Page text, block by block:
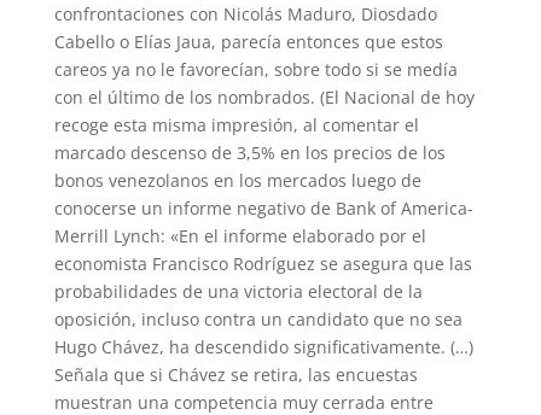
confrontaciones con Nicolás Maduro, Diosdado
Cabello o Elías Jaua, parecía entonces que estos
careos ya no le favorecían, sobre todo si se medía
con el último de los nombrados. (El Nacional de hoy
recoge esta misma impresión, al comentar el
marcado descenso de 3,5% en los precios de los
bonos venezolanos en los mercados luego de
conocerse un informe negativo de Bank of America-
Merrill Lynch: «En el informe elaborado por el
economista Francisco Rodríguez se asegura que las
probabilidades de una victoria electoral de la
oposición, incluso contra un candidato que no sea
Hugo Chávez, ha descendido significativamente. (…)
Señala que si Chávez se retira, las encuestas
muestran una competencia muy cerrada entre